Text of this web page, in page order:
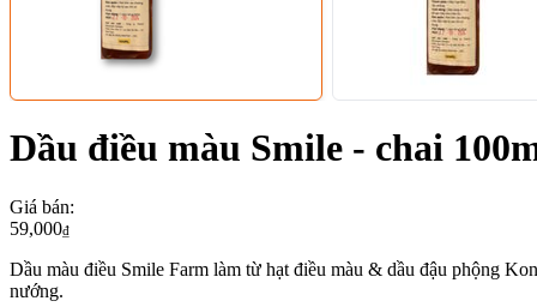
Dầu điều màu Smile - chai
Giá bán:
59,000₫
Dầu màu điều Smile Farm làm từ hạt điều màu & dầu đậu phộng
nướng.